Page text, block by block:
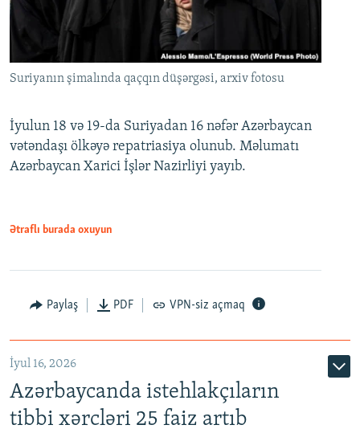
Suriyanın şimalında qaçqın düşərgəsi, arxiv fotosu
İyulun 18 və 19-da Suriyadan 16 nəfər Azərbaycan
vətəndaşı ölkəyə repatriasiya olunub. Məlumatı
Azərbaycan Xarici İşlər Nazirliyi yayıb.
Ətraflı burada oxuyun
Paylaş PDF VPN-siz açmaq
İyul 16, 2026
Azərbaycanda istehlakçıların
tibbi xərcləri 25 faiz artıb